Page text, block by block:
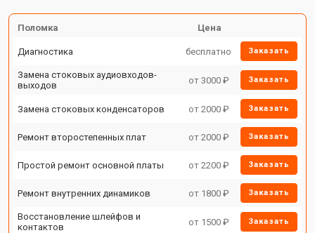
Поломка Цена
Диагностика бесплатно Заказать
Замена стоковых аудиовходов-
выходов
от 3000 ₽ Заказать
Замена стоковых конденсаторов от 2000 ₽ Заказать
Ремонт второстепенных плат от 2000 ₽ Заказать
Простой ремонт основной платы от 2200 ₽ Заказать
Ремонт внутренних динамиков от 1800 ₽ Заказать
Восстановление шлейфов и
контактов
от 1500 ₽ Заказать